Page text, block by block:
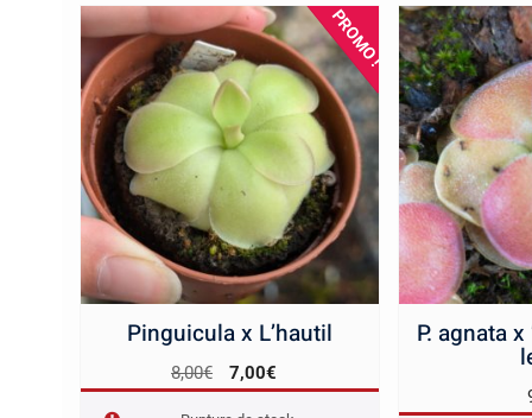
récent
au
plus
ancien
PROMO !
Pinguicula x L’hautil
8,00€
Le7,00€
P. agnata x